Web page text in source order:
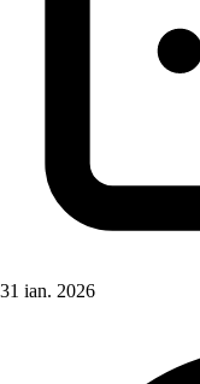
31 ian. 2026